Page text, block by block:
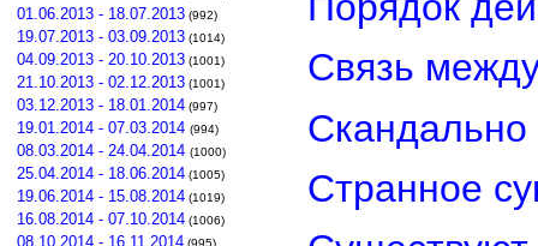
01.06.2013 - 18.07.2013 (992)
19.07.2013 - 03.09.2013 (1014)
04.09.2013 - 20.10.2013 (1001)
21.10.2013 - 02.12.2013 (1001)
03.12.2013 - 18.01.2014 (997)
19.01.2014 - 07.03.2014 (994)
08.03.2014 - 24.04.2014 (1000)
25.04.2014 - 18.06.2014 (1005)
19.06.2014 - 15.08.2014 (1019)
16.08.2014 - 07.10.2014 (1006)
08.10.2014 - 16.11.2014 (995)
Связь
Странное